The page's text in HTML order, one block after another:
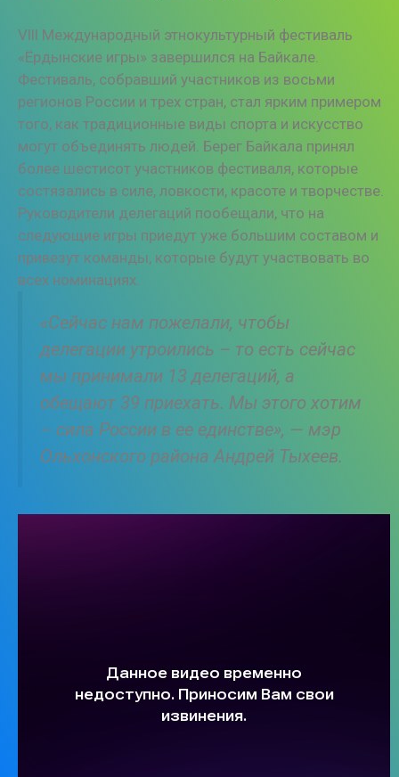
Vlll Международный этнокультурный фестиваль
«Ёрдынские игры» завершился на Байкале.
Фестиваль, собравший участников из восьми
регионов России и трех стран, стал ярким примером
того, как традиционные виды спорта и искусство
могут объединять людей. Берег Байкала принял
более шестисот участников фестиваля, которые
состязались в силе, ловкости, красоте и творчестве.
Руководители делегаций пообещали, что на
следующие игры приедут уже большим составом и
привезут команды, которые будут участвовать во
всех номинациях.
«Сейчас нам пожелали, чтобы
делегации утроились – то есть сейчас
мы принимали 13 делегаций, а
обещают 39 приехать. Мы этого хотим
– сила России в ее единстве», — мэр
Ольхонского района Андрей Тыхеев.